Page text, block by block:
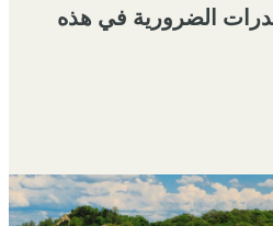
الضرورية في هذه